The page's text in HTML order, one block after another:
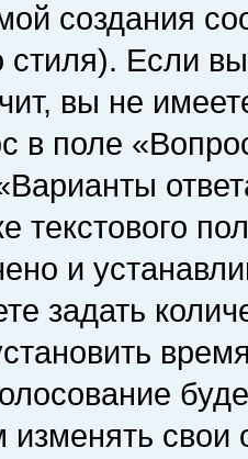
создания
стиля). Если
вы не
в поле
текстового
и
задать
изменять свои